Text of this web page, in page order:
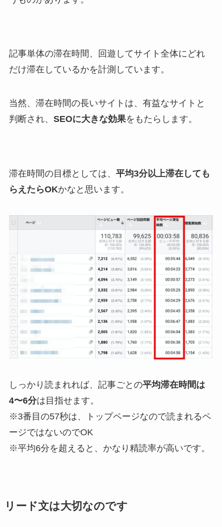
記事単体の滞在時間、回遊してサイト全体にどれ
だけ滞在しているかを計測しています。
当然、滞在時間の長いサイトは、有益なサイトと
判断され、 SEOに大きな効果をもたらします。
滞在時間の目標としては、 平均3分以上滞在しても
らえたらOKかなと思います。
しっかり読まれれば、記事ごとの平均滞在時間は
4〜6分は目指せます。
※3番目の57秒は、トップページなので読まれるペ
ージではないのでOK
※平均6分を超えると、かなり精読率が高いです。
リード文は大切なのです